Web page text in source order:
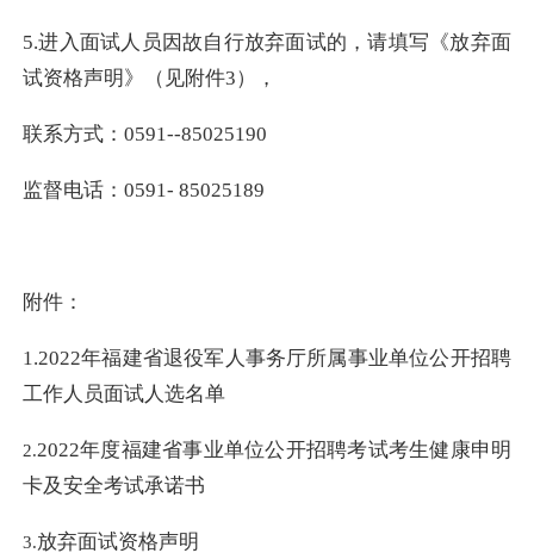
5.进入面试人员因故自行放弃面试的，请填写《放弃面
试资格声明》（见附件3），
联系方式：0591--85025190
监督电话：0591- 85025189
附件：
1.2022年福建省退役军人事务厅所属事业单位公开招聘
工作人员面试人选名单
2.2022年度福建省事业单位公开招聘考试考生健康申明
卡及安全考试承诺书
3.放弃面试资格声明